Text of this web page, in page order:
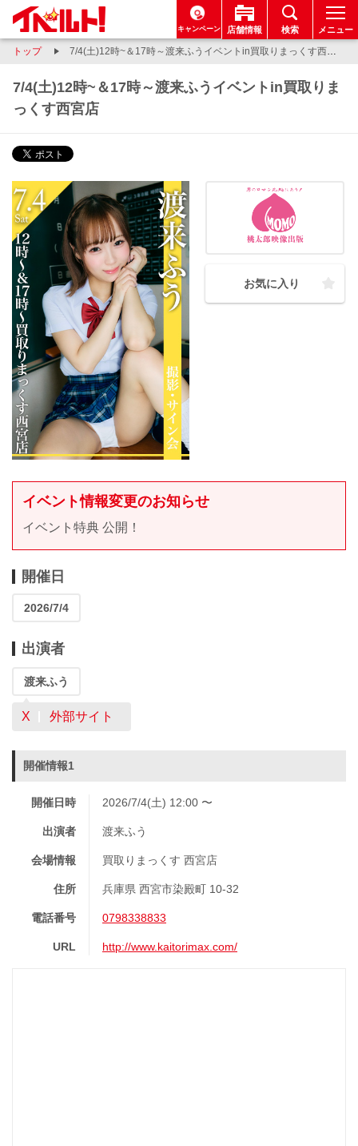
キャンペーン 店舗情報 検索 メニュー
トップ 7/4(土)12時~＆17時～渡来ふうイベントin買取りまっくす西宮店
7/4(土)12時~＆17時～渡来ふうイベントin買取りま
っくす西宮店
お気に入り
イベント情報変更のお知らせ
イベント特典 公開！
開催日
2026/7/4
出演者
渡来ふう
X 外部サイト
開催情報1
開催日時 2026/7/4(土) 12:00 〜
出演者 渡来ふう
会場情報 買取りまっくす 西宮店
住所 兵庫県 西宮市染殿町 10-32
電話番号 0798338833
URL http://www.kaitorimax.com/